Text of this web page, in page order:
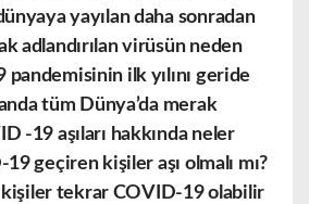
yayılan daha sonradan
adlandırılan virüsün neden
ilk yılını geride
tüm Dünya’da merak
-19 aşıları hakkında neler
geçiren kişiler aşı olmalı mı?
kişiler tekrar COVID-19 olabilir